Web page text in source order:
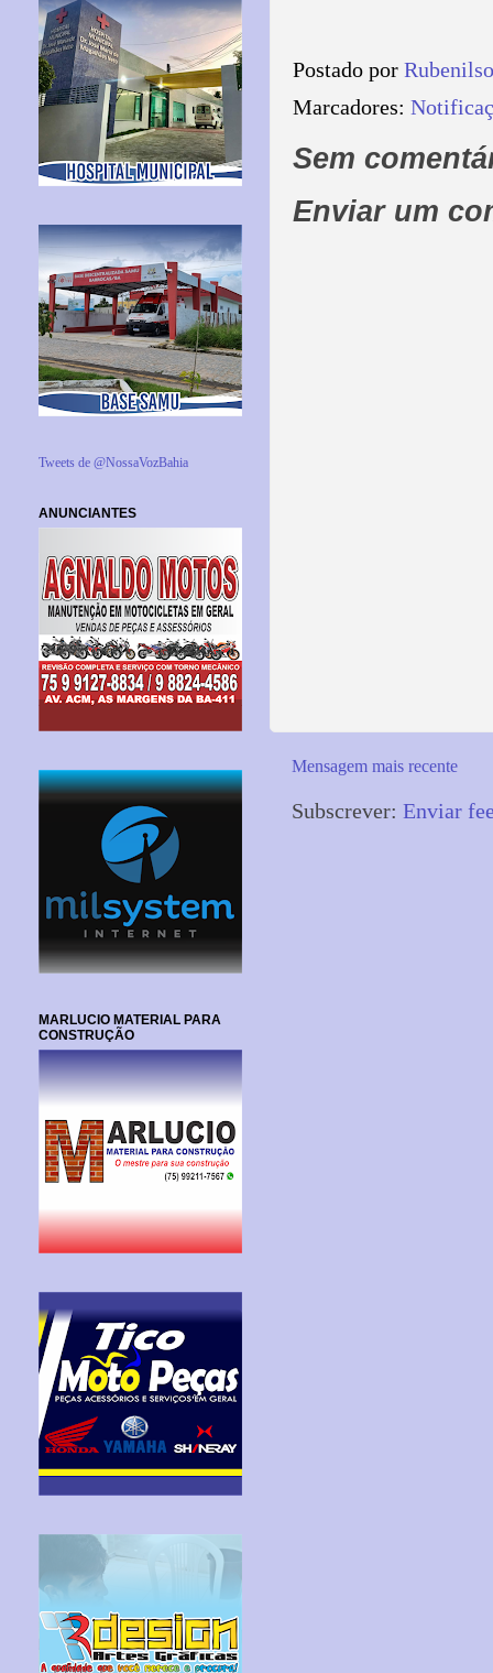
Postado por
Marcadores:
Sem
Enviar um
Mensagem mais recente
Subscrever: Enviar
Tweets de @NossaVozBahia
ANUNCIANTES
MARLUCIO MATERIAL PARA
CONSTRUÇÃO